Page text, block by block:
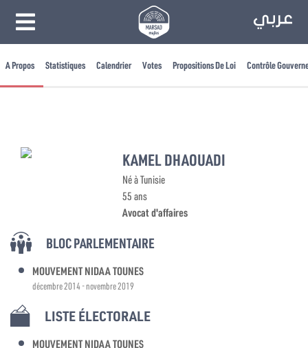
A Propos Statistiques Calendrier Votes Propositions De Loi Contrôle
KAMEL DHAOUADI
Né à Tunisie
55 ans
Avocat d'affaires
BLOC PARLEMENTAIRE
MOUVEMENT NIDAA TOUNES
décembre 2014 - novembre 2019
LISTE ÉLECTORALE
MOUVEMENT NIDAA TOUNES